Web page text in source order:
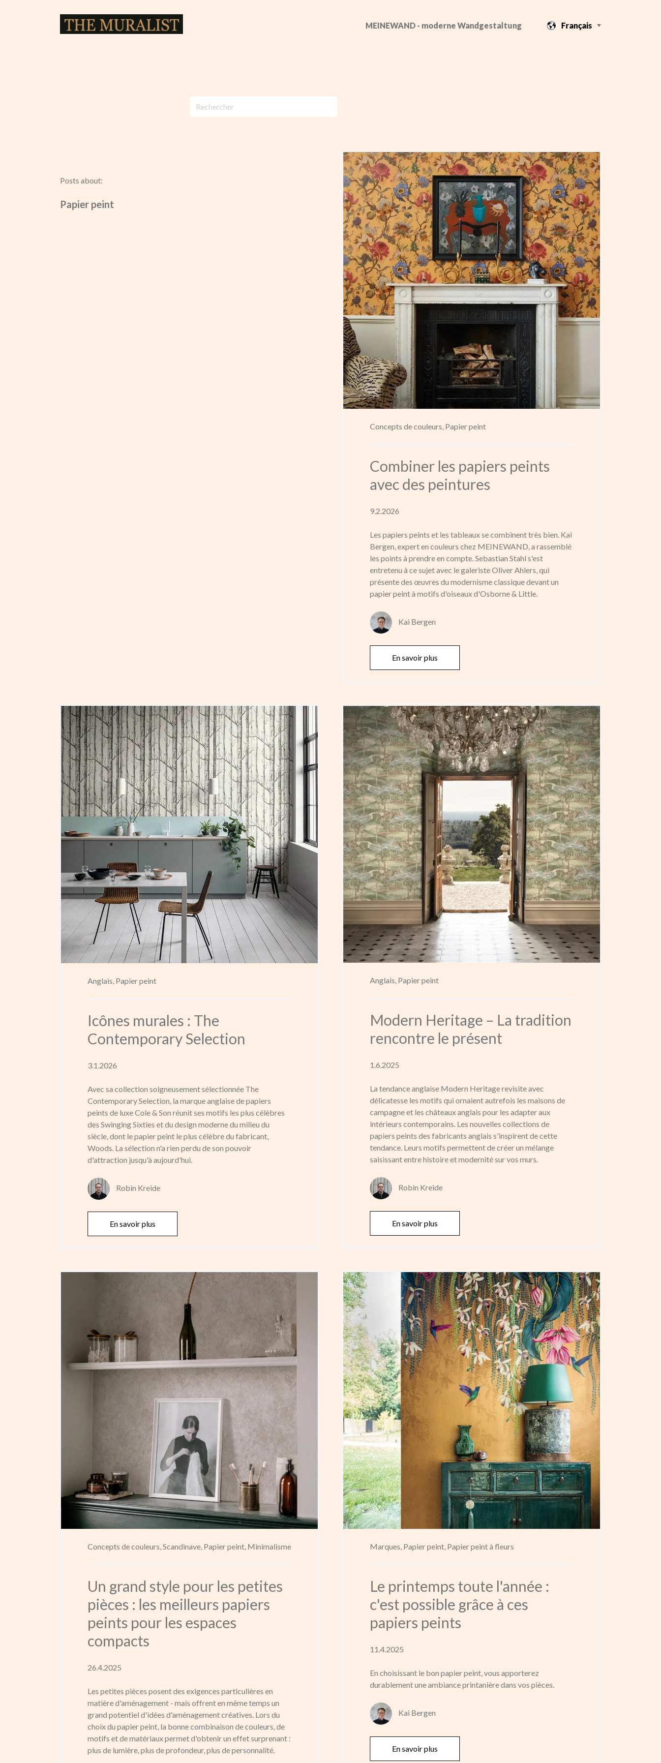
MEINEWAND - moderne Wandgestaltung Français
Posts about:
Papier peint
Concepts de couleurs, Papier peint
Combiner les papiers peints
avec des peintures
9.2.2026
Les papiers peints et les tableaux se combinent très bien. Kai
Bergen, expert en couleurs chez MEINEWAND, a rassemblé
les points à prendre en compte. Sebastian Stahl s'est
entretenu à ce sujet avec le galeriste Oliver Ahlers, qui
présente des œuvres du modernisme classique devant un
papier peint à motifs d'oiseaux d'Osborne & Little.
Kai Bergen
En savoir plus
Anglais, Papier peint
Icônes murales : The
Contemporary Selection
3.1.2026
Avec sa collection soigneusement sélectionnée The
Contemporary Selection, la marque anglaise de papiers
peints de luxe Cole & Son réunit ses motifs les plus célèbres
des Swinging Sixties et du design moderne du milieu du
siècle, dont le papier peint le plus célèbre du fabricant,
Woods. La sélection n'a rien perdu de son pouvoir
d'attraction jusqu'à aujourd'hui.
Robin Kreide
En savoir plus
Anglais, Papier peint
Modern Heritage – La tradition
rencontre le présent
1.6.2025
La tendance anglaise Modern Heritage revisite avec
délicatesse les motifs qui ornaient autrefois les maisons de
campagne et les châteaux anglais pour les adapter aux
intérieurs contemporains. Les nouvelles collections de
papiers peints des fabricants anglais s'inspirent de cette
tendance. Leurs motifs permettent de créer un mélange
saisissant entre histoire et modernité sur vos murs.
Robin Kreide
En savoir plus
Concepts de couleurs, Scandinave, Papier peint, Minimalisme
Un grand style pour les petites
pièces : les meilleurs papiers
peints pour les espaces
compacts
26.4.2025
Les petites pièces posent des exigences particulières en
matière d'aménagement - mais offrent en même temps un
grand potentiel d'idées d'aménagement créatives. Lors du
choix du papier peint, la bonne combinaison de couleurs, de
motifs et de matériaux permet d'obtenir un effet surprenant :
plus de lumière, plus de profondeur, plus de personnalité.
Marques, Papier peint, Papier peint à fleurs
Le printemps toute l'année :
c'est possible grâce à ces
papiers peints
11.4.2025
En choisissant le bon papier peint, vous apporterez
durablement une ambiance printanière dans vos pièces.
Kai Bergen
En savoir plus